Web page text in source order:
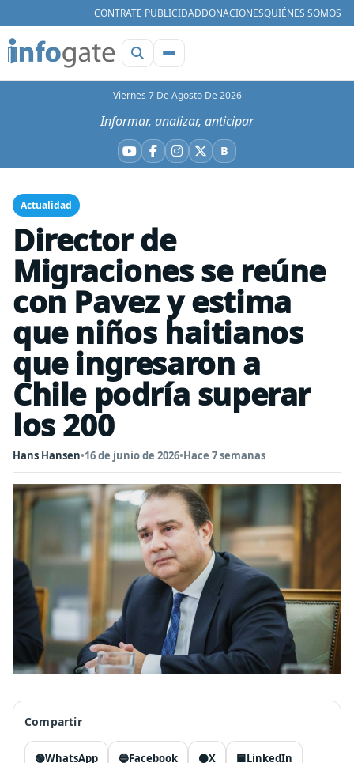
CONTRATE PUBLICIDADDONACIONESQUIÉNES SOMOS
Viernes 7 De Agosto De 2026
Informar, analizar, anticipar
YouTube
Facebook
Instagram
X BBluesky
Actualidad
Director de
Migraciones se reúne
con Pavez y estima
que niños haitianos
que ingresaron a
Chile podría superar
los 200
Hans Hansen•16 de junio de 2026•Hace 7 semanas
Compartir
🟢WhatsApp 🔵Facebook ⚫X 🟦LinkedIn